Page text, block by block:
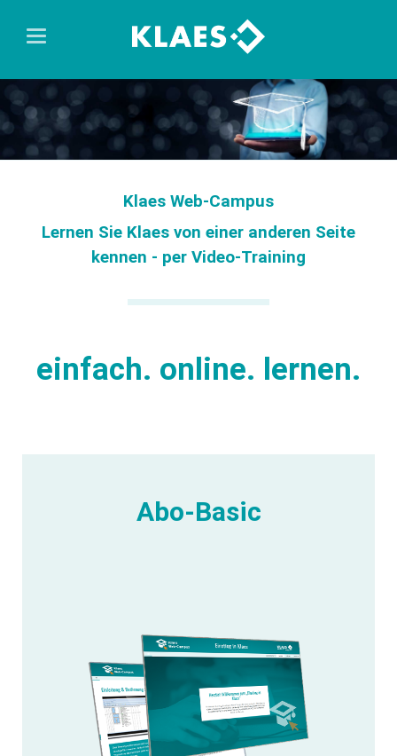
Klaes Web-Campus
Lernen Sie Klaes von einer anderen Seite
kennen - per Video-Training
einfach. online. lernen.
Abo-Basic